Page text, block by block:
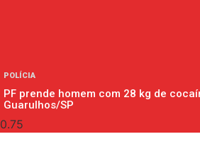
POLÍCIA
PF prende homem com 28 kg de
Guarulhos/SP